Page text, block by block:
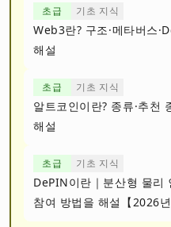
초급 기초 지식
Web3란? 구조·메타버스
해설
초급 기초 지식
알트코인이란? 종류·추천
해설
초급 기초 지식
DePIN이란｜분산형 물리
참여 방법을 해설【2026년